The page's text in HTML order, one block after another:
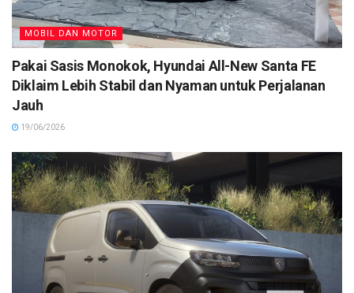
MOBIL DAN MOTOR
Pakai Sasis Monokok, Hyundai All-New Santa FE
Diklaim Lebih Stabil dan Nyaman untuk Perjalanan
Jauh
19/06/2026